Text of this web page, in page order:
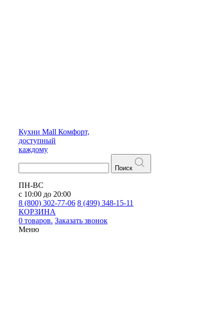
Кухни Mall Комфорт,
доступный
каждому
Поиск
ПН-ВС
с 10:00 до 20:00
8 (800) 302-77-06 8 (499) 348-15-11
КОРЗИНА
0 товаров. Заказать звонок
Меню